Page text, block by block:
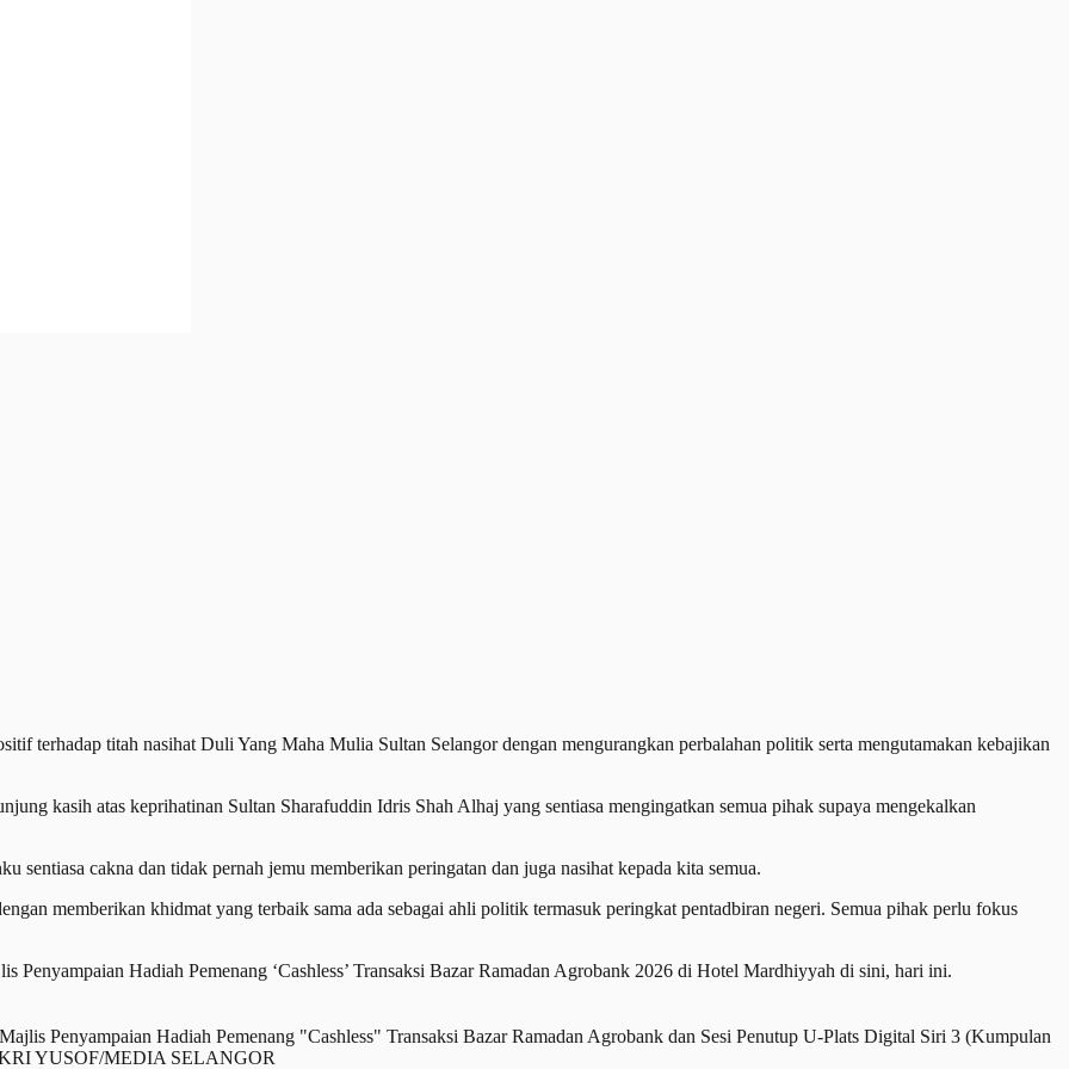
titah nasihat Duli Yang Maha Mulia Sultan Selangor dengan mengurangkan perbalahan politik serta mengutamakan kebajikan
kasih atas keprihatinan Sultan Sharafuddin Idris Shah Alhaj yang sentiasa mengingatkan semua pihak supaya mengekalkan
sentiasa cakna dan tidak pernah jemu memberikan peringatan dan juga nasihat kepada kita semua.
memberikan khidmat yang terbaik sama ada sebagai ahli politik termasuk peringkat pentadbiran negeri. Semua pihak perlu fokus
Penyampaian Hadiah Pemenang ‘Cashless’ Transaksi Bazar Ramadan Agrobank 2026 di Hotel Mardhiyyah di sini, hari ini.
Penyampaian Hadiah Pemenang "Cashless" Transaksi Bazar Ramadan Agrobank dan Sesi Penutup U-Plats Digital Siri 3 (Kumpulan
YUSOF/MEDIA SELANGOR